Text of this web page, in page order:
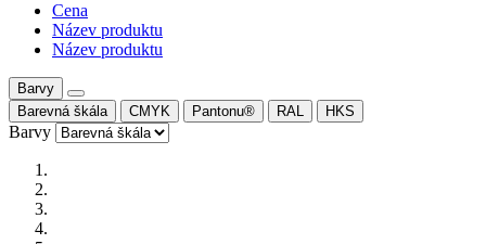
Cena
Název produktu
Název produktu
Barvy
Barevná škála
CMYK Pantonu® RAL HKS
Barvy